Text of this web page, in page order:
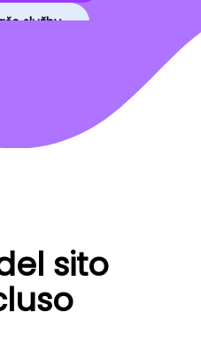
služby
sito